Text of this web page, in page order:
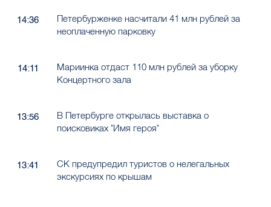
14:36
Петербурженке насчитали 41 млн рублей за
неоплаченную парковку
14:11
Мариинка отдаст 110 млн рублей за уборку
Концертного зала
13:56
В Петербурге открылась выставка о
поисковиках "Имя героя"
13:41
СК предупредил туристов о нелегальных
экскурсиях по крышам